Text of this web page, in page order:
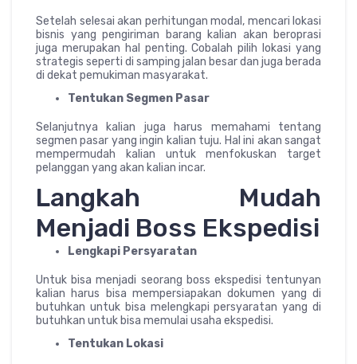
Setelah selesai akan perhitungan modal, mencari lokasi
bisnis yang pengiriman barang kalian akan beroprasi
juga merupakan hal penting. Cobalah pilih lokasi yang
strategis seperti di samping jalan besar dan juga berada
di dekat pemukiman masyarakat.
Tentukan Segmen Pasar
Selanjutnya kalian juga harus memahami tentang
segmen pasar yang ingin kalian tuju. Hal ini akan sangat
mempermudah kalian untuk menfokuskan target
pelanggan yang akan kalian incar.
Langkah Mudah
Menjadi Boss Ekspedisi
Lengkapi Persyaratan
Untuk bisa menjadi seorang boss ekspedisi tentunyan
kalian harus bisa mempersiapakan dokumen yang di
butuhkan untuk bisa melengkapi persyaratan yang di
butuhkan untuk bisa memulai usaha ekspedisi.
Tentukan Lokasi